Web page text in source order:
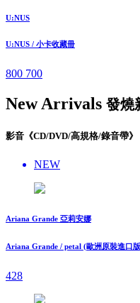
U:NUS
U:NUS / 小卡收藏冊
800 700
New Arrivals 發燒
影音《CD/DVD/高規格/錄音帶》
NEW
Ariana Grande 亞莉安娜
Ariana Grande / petal (歐洲原裝進口
428